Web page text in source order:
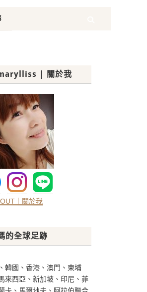
| 關於我
｜關於我
的全球足跡
韓國、香港、澳門、柬埔
來西亞、新加坡、印尼、菲